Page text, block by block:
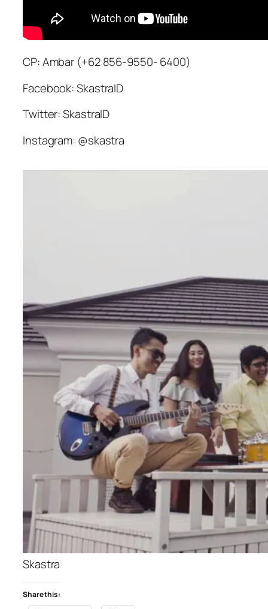
CP: Ambar (+62 856-9550- 6400)
Facebook: SkastraID
Twitter: SkastraID
Instagram: @skastra
Skastra
Share this: